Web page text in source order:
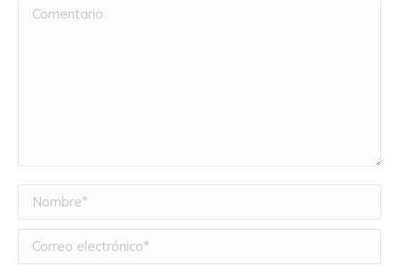
Comentario
Nombre *
Correo electrónico *